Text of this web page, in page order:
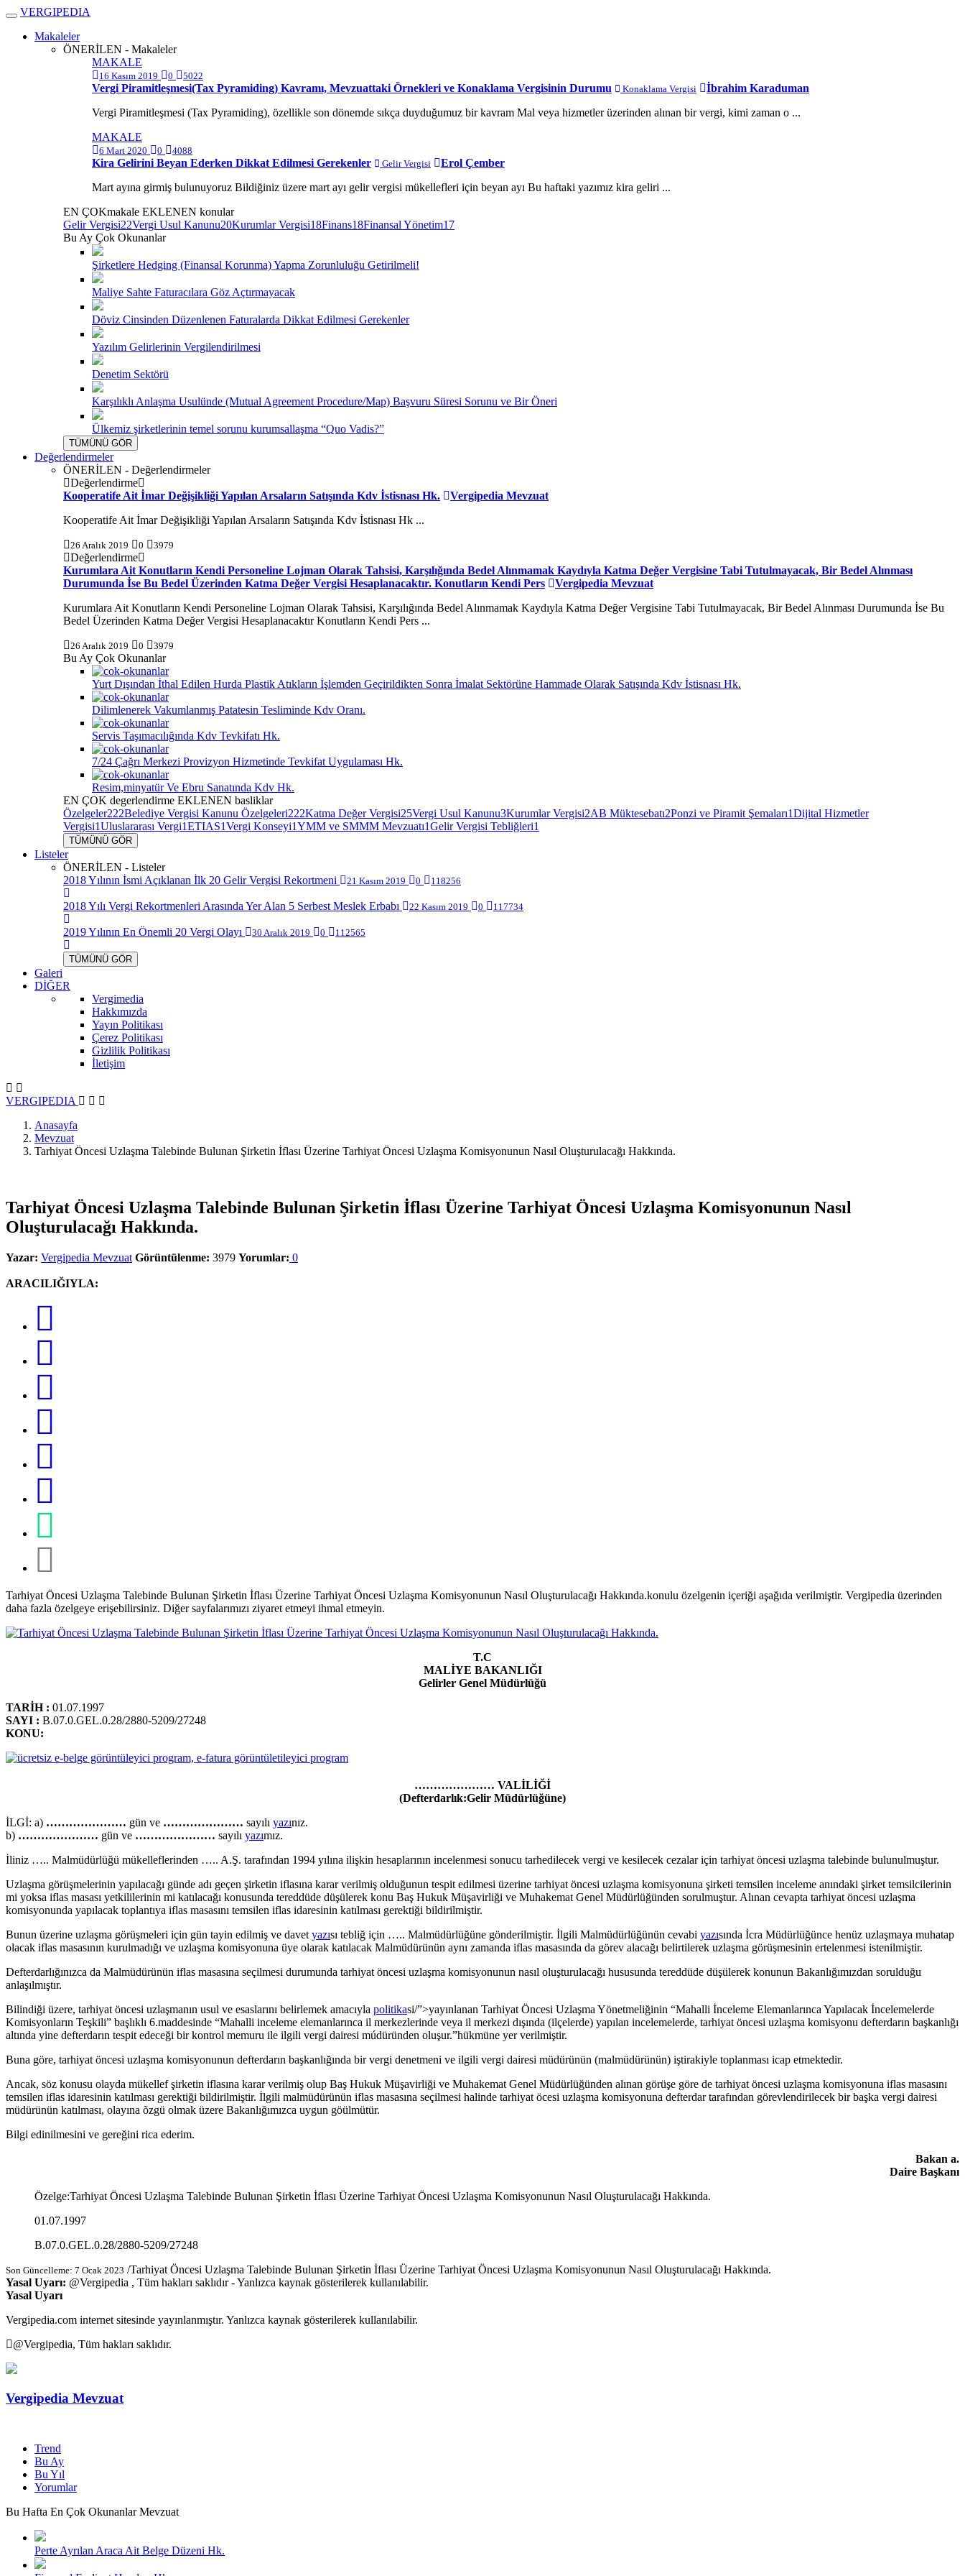
VERGIPEDIA
Makaleler
ÖNERİLEN - Makaleler
MAKALE
16 Kasım 2019 0 5022
Vergi Piramitleşmesi(Tax Pyramiding) Kavramı, Mevzuattaki Örnekleri ve Konaklama Vergisinin Durumu Konaklama Vergisi
İbrahim Karaduman
Vergi Piramitleşmesi (Tax Pyramiding), özellikle son dönemde sıkça duyduğumuz bir kavram Mal veya hizmetler üzerinden alınan bir vergi, kimi zaman o ...
MAKALE
6 Mart 2020 0 4088
Kira Gelirini Beyan Ederken Dikkat Edilmesi Gerekenler Gelir Vergisi
Erol Çember
Mart ayına girmiş bulunuyoruz Bildiğiniz üzere mart ayı gelir vergisi mükellefleri için beyan ayı Bu haftaki yazımız kira geliri ...
EN ÇOKmakale EKLENEN konular
Gelir Vergisi22Vergi Usul Kanunu20Kurumlar Vergisi18Finans18Finansal Yönetim17
Bu Ay Çok Okunanlar
Şirketlere Hedging (Finansal Korunma) Yapma Zorunluluğu Getirilmeli!
Maliye Sahte Faturacılara Göz Açtırmayacak
Döviz Cinsinden Düzenlenen Faturalarda Dikkat Edilmesi Gerekenler
Yazılım Gelirlerinin Vergilendirilmesi
Denetim Sektörü
Karşılıklı Anlaşma Usulünde (Mutual Agreement Procedure/Map) Başvuru Süresi Sorunu ve Bir Öneri
Ülkemiz şirketlerinin temel sorunu kurumsallaşma “Quo Vadis?”
TÜMÜNÜ GÖR
Değerlendirmeler
ÖNERİLEN - Değerlendirmeler
Değerlendirme
Kooperatife Ait İmar Değişikliği Yapılan Arsaların Satışında Kdv İstisnası Hk.
Vergipedia Mevzuat
Kooperatife Ait İmar Değişikliği Yapılan Arsaların Satışında Kdv İstisnası Hk ...
26 Aralık 2019 0 3979
Değerlendirme
Kurumlara Ait Konutların Kendi Personeline Lojman Olarak Tahsisi, Karşılığında Bedel Alınmamak Kaydıyla Katma Değer Vergisine Tabi Tutulmayacak, Bir Bedel Alınması
Durumunda İse Bu Bedel Üzerinden Katma Değer Vergisi Hesaplanacaktır. Konutların Kendi Pers
Vergipedia Mevzuat
Kurumlara Ait Konutların Kendi Personeline Lojman Olarak Tahsisi, Karşılığında Bedel Alınmamak Kaydıyla Katma Değer Vergisine Tabi Tutulmayacak, Bir Bedel Alınması Durumunda İse Bu
Bedel Üzerinden Katma Değer Vergisi Hesaplanacaktır Konutların Kendi Pers ...
26 Aralık 2019 0 3979
Bu Ay Çok Okunanlar
Yurt Dışından İthal Edilen Hurda Plastik Atıkların İşlemden Geçirildikten Sonra İmalat Sektörüne Hammade Olarak Satışında Kdv İstisnası Hk.
Dilimlenerek Vakumlanmış Patatesin Tesliminde Kdv Oranı.
Servis Taşımacılığında Kdv Tevkifatı Hk.
7/24 Çağrı Merkezi Provizyon Hizmetinde Tevkifat Uygulaması Hk.
Resim,minyatür Ve Ebru Sanatında Kdv Hk.
EN ÇOK degerlendirme EKLENEN basliklar
Özelgeler222Belediye Vergisi Kanunu Özelgeleri222Katma Değer Vergisi25Vergi Usul Kanunu3Kurumlar Vergisi2AB Müktesebatı2Ponzi ve Piramit Şemaları1Dijital Hizmetler
Vergisi1Uluslararası Vergi1ETIAS1Vergi Konseyi1YMM ve SMMM Mevzuatı1Gelir Vergisi Tebliğleri1
TÜMÜNÜ GÖR
Listeler
ÖNERİLEN - Listeler
2018 Yılının İsmi Açıklanan İlk 20 Gelir Vergisi Rekortmeni
21 Kasım 2019 0 118256
2018 Yılı Vergi Rekortmenleri Arasında Yer Alan 5 Serbest Meslek Erbabı 22 Kasım 2019 0 117734
2019 Yılının En Önemli 20 Vergi Olayı 30 Aralık 2019 0 112565
TÜMÜNÜ GÖR
Galeri
DİĞER
Vergimedia
Hakkımızda
Yayın Politikası
Çerez Politikası
Gizlilik Politikası
İletişim
VERGIPEDIA
Anasayfa
Mevzuat
Tarhiyat Öncesi Uzlaşma Talebinde Bulunan Şirketin İflası Üzerine Tarhiyat Öncesi Uzlaşma Komisyonunun Nasıl Oluşturulacağı Hakkında.
Tarhiyat Öncesi Uzlaşma Talebinde Bulunan Şirketin İflası Üzerine Tarhiyat Öncesi Uzlaşma Komisyonunun Nasıl
Oluşturulacağı Hakkında.
Yazar: Vergipedia Mevzuat Görüntülenme: 3979 Yorumlar: 0
ARACILIĞIYLA:
Tarhiyat Öncesi Uzlaşma Talebinde Bulunan Şirketin İflası Üzerine Tarhiyat Öncesi Uzlaşma Komisyonunun Nasıl Oluşturulacağı Hakkında.konulu özelgenin içeriği aşağıda verilmiştir. Vergipedia üzerinden
daha fazla özelgeye erişebilirsiniz. Diğer sayfalarımızı ziyaret etmeyi ihmal etmeyin.
T.C
MALİYE BAKANLIĞI
Gelirler Genel Müdürlüğü
TARİH : 01.07.1997
SAYI : B.07.0.GEL.0.28/2880-5209/27248
KONU:
………………… VALİLİĞİ
(Defterdarlık:Gelir Müdürlüğüne)
İLGİ: a) ………………… gün ve ………………… sayılı yazınız.
b) ………………… gün ve ………………… sayılı yazımız.
İliniz ….. Malmüdürlüğü mükelleflerinden ….. A.Ş. tarafından 1994 yılına ilişkin hesaplarının incelenmesi sonucu tarhedilecek vergi ve kesilecek cezalar için tarhiyat öncesi uzlaşma talebinde bulunulmuştur.
Uzlaşma görüşmelerinin yapılacağı günde adı geçen şirketin iflasına karar verilmiş olduğunun tespit edilmesi üzerine tarhiyat öncesi uzlaşma komisyonuna şirketi temsilen inceleme anındaki şirket temsilcilerinin
mi yoksa iflas masası yetkililerinin mi katılacağı konusunda tereddüde düşülerek konu Baş Hukuk Müşavirliği ve Muhakemat Genel Müdürlüğünden sorulmuştur. Alınan cevapta tarhiyat öncesi uzlaşma
komisyonunda yapılacak toplantıya iflas masasını temsilen iflas idaresinin katılması gerektiği bildirilmiştir.
Bunun üzerine uzlaşma görüşmeleri için gün tayin edilmiş ve davet yazısı tebliğ için ….. Malmüdürlüğüne gönderilmiştir. İlgili Malmüdürlüğünün cevabi yazısında İcra Müdürlüğünce henüz uzlaşmaya muhatap
olacak iflas masasının kurulmadığı ve uzlaşma komisyonuna üye olarak katılacak Malmüdürünün aynı zamanda iflas masasında da görev alacağı belirtilerek uzlaşma görüşmesinin ertelenmesi istenilmiştir.
Defterdarlığınızca da Malmüdürünün iflas masasına seçilmesi durumunda tarhiyat öncesi uzlaşma komisyonunun nasıl oluşturulacağı hususunda tereddüde düşülerek konunun Bakanlığımızdan sorulduğu
anlaşılmıştır.
Bilindiği üzere, tarhiyat öncesi uzlaşmanın usul ve esaslarını belirlemek amacıyla politikasi/”>yayınlanan Tarhiyat Öncesi Uzlaşma Yönetmeliğinin “Mahalli İnceleme Elemanlarınca Yapılacak İncelemelerde
Komisyonların Teşkili” başlıklı 6.maddesinde “Mahalli inceleme elemanlarınca il merkezlerinde veya il merkezi dışında (ilçelerde) yapılan incelemelerde, tarhiyat öncesi uzlaşma komisyonu defterdarın başkanlığı
altında yine defterdarın tespit edeceği bir kontrol memuru ile ilgili vergi dairesi múdüründen oluşur.”hükmüne yer verilmiştir.
Buna göre, tarhiyat öncesi uzlaşma komisyonunun defterdarın başkanlığında bir vergi denetmeni ve ilgili vergi dairesi müdürünün (malmüdürünün) iştirakiyle toplanması icap etmektedir.
Ancak, söz konusu olayda mükellef şirketin iflasına karar verilmiş olup Baş Hukuk Müşavirliği ve Muhakemat Genel Müdürlüğünden alınan görüşe göre de tarhiyat öncesi uzlaşma komisyonuna iflas masasını
temsilen iflas idaresinin katılması gerektiği bildirilmiştir. İlgili malmüdürünün iflas masasına seçilmesi halinde tarhiyat öcesi uzlaşma komisyonuna defterdar tarafından görevlendirilecek bir başka vergi dairesi
müdürünün katılması, olayına õzgü olmak üzere Bakanlığımızca uygun göülmütür.
Bilgi edinilmesini ve gereğini rica ederim.
Bakan a.
Daire Başkanı
Özelge:Tarhiyat Öncesi Uzlaşma Talebinde Bulunan Şirketin İflası Üzerine Tarhiyat Öncesi Uzlaşma Komisyonunun Nasıl Oluşturulacağı Hakkında.
01.07.1997
B.07.0.GEL.0.28/2880-5209/27248
Son Güncelleme: 7 Ocak 2023 /Tarhiyat Öncesi Uzlaşma Talebinde Bulunan Şirketin İflası Üzerine Tarhiyat Öncesi Uzlaşma Komisyonunun Nasıl Oluşturulacağı Hakkında.
Yasal Uyarı: @Vergipedia , Tüm hakları saklıdır - Yanlızca kaynak gösterilerek kullanılabilir.
Yasal Uyarı
Vergipedia.com internet sitesinde yayınlanmıştır. Yanlızca kaynak gösterilerek kullanılabilir.
@Vergipedia, Tüm hakları saklıdır.
Vergipedia Mevzuat
Trend
Bu Ay
Bu Yıl
Yorumlar
Bu Hafta En Çok Okunanlar Mevzuat
Perte Ayrılan Araca Ait Belge Düzeni Hk.